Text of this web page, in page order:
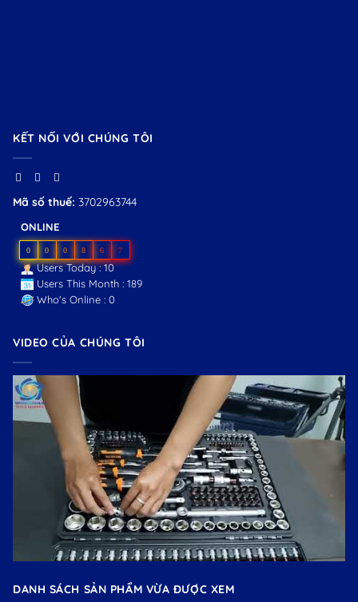
KẾT NỐI VỚI CHÚNG TÔI
Mã số thuế: 3702963744
ONLINE
0 0 0 8 6 7
Users Today : 10
Users This Month : 189
Who's Online : 0
VIDEO CỦA CHÚNG TÔI
DANH SÁCH SẢN PHẨM VỪA ĐƯỢC XEM